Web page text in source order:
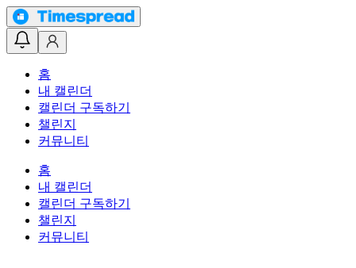
홈
내 캘린더
캘린더 구독하기
챌린지
커뮤니티
홈
내 캘린더
캘린더 구독하기
챌린지
커뮤니티